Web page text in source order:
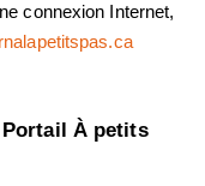
connexion Internet,
À petits